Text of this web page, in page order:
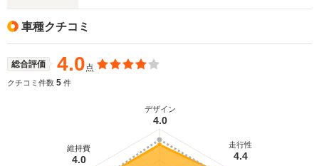
車種クチコミ
総合評価 4.0点
クチコミ件数 5 件
デザイン
4.0
走行性
4.4
維持費
4.0